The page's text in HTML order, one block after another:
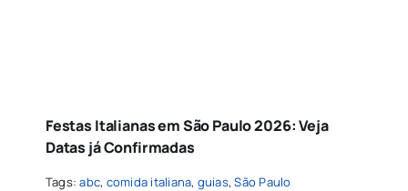
Festas Italianas em São Paulo 2026: Veja
Datas já Confirmadas
Tags:abc, comida italiana, guias,São Paulo